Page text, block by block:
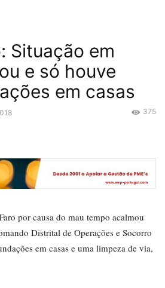
Situação em
e só houve
em casas
375
por causa do mau tempo acalmou
Distrital de Operações e Socorro
em casas e uma limpeza de via,